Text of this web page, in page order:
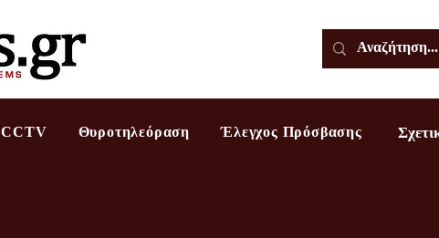
CCTV Θυροτηλεόραση Έλεγχος Πρόσβασης